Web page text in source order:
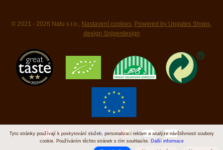
© 2021 - 2026 Natu s.r.o., Nastavení cookies, Powered by Upgates Shops,
design Sniperdesign
Tyto stránky používají k poskytování služeb, personalizaci reklam a analýze návštěvnosti soubory
cookie. Používáním těchto stránek s tím souhlasíte.
Další informace